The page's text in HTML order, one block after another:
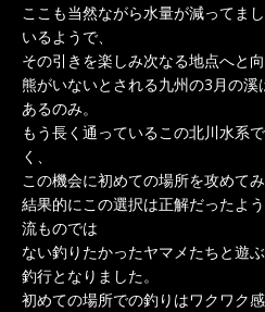
ここも当然ながら水量が減ってま
いるようで、
その引きを楽しみ次なる地点へと向
熊がいないとされる九州の3月の
あるのみ。
もう長く通っているこの北川水系
く、
この機会に初めての場所を攻めてみ
結果的にこの選択は正解だったよ
流ものでは
ない釣りたかったヤマメたちと遊
釣行となりました。
初めての場所での釣りはワクワク